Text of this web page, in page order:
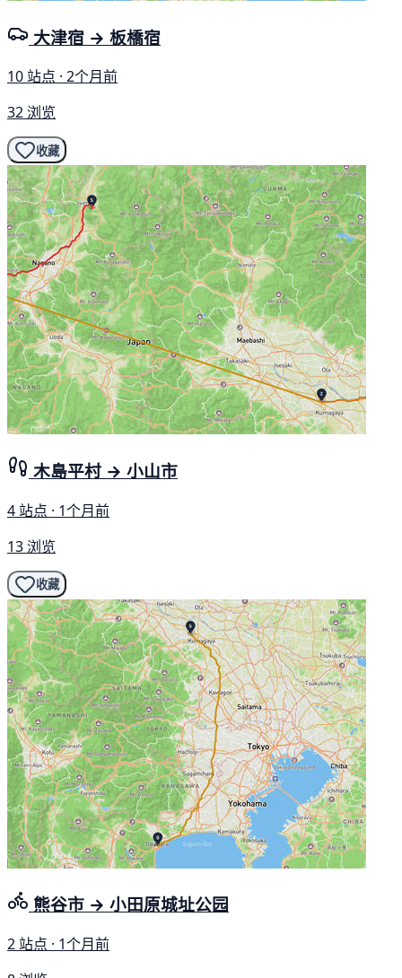
大津宿 → 板橋宿
10 站点 · 2个月前
32 浏览
收藏
木島平村 → 小山市
4 站点 · 1个月前
13 浏览
收藏
熊谷市 → 小田原城址公园
2 站点 · 1个月前